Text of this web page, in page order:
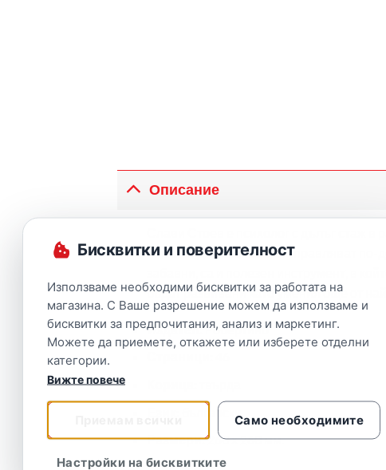
Описание
Слави Стоев е психолог с дълъг стаж
помагат да осъзнават и управляват по-
забавни, са и полезен инструмент, в
бъдат развивани като умения още от
Издател:Робертино
български
Размери:260 х 260 мм.
Бисквитки и поверителност
Използваме необходими бисквитки за работата на
магазина. С Ваше разрешение можем да използваме и
бисквитки за предпочитания, анализ и маркетинг.
Можете да приемете, откажете или изберете отделни
категории.
Само необходимите
Настройки на бисквитките
Вижте повече